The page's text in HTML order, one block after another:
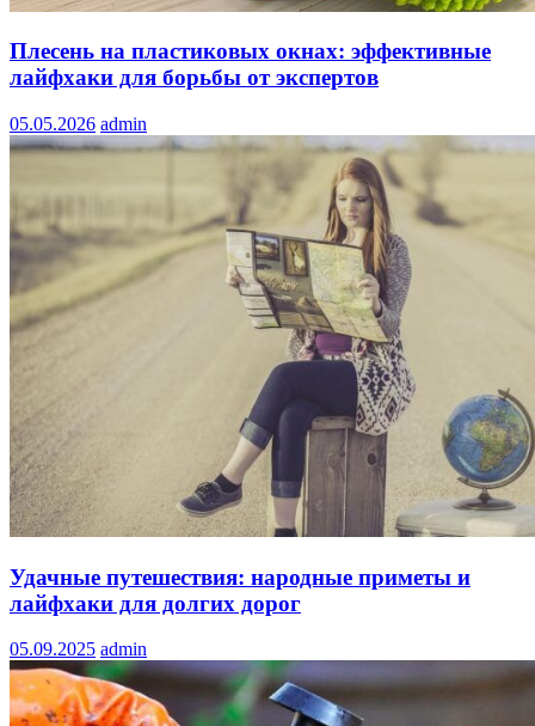
Плесень на пластиковых окнах: эффективные
лайфхаки для борьбы от экспертов
05.05.2026 admin
Удачные путешествия: народные приметы и
лайфхаки для долгих дорог
05.09.2025 admin